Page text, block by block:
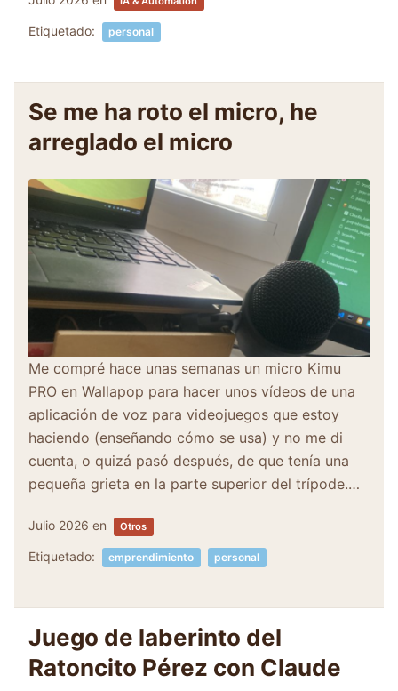
Etiquetado: personal
Se me ha roto el micro, he
arreglado el micro
Me compré hace unas semanas un micro Kimu
PRO en Wallapop para hacer unos vídeos de una
aplicación de voz para videojuegos que estoy
haciendo (enseñando cómo se usa) y no me di
cuenta, o quizá pasó después, de que tenía una
pequeña grieta en la parte superior del trípode.…
Julio 2026 en Otros
Etiquetado: emprendimiento personal
Juego de laberinto del
Ratoncito Pérez con Claude